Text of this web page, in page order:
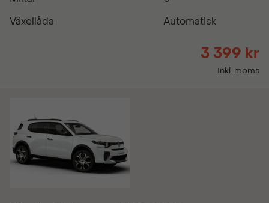
Växellåda
Automatisk
3 399 kr
Inkl. moms